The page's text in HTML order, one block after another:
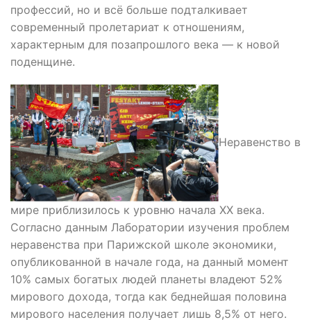
профессий, но и всё больше подталкивает
современный пролетариат к отношениям,
характерным для позапрошлого века — к новой
поденщине.
Неравенство в
мире приблизилось к уровню начала ХХ века.
Согласно данным Лаборатории изучения проблем
неравенства при Парижской школе экономики,
опубликованной в начале года, на данный момент
10% самых богатых людей планеты владеют 52%
мирового дохода, тогда как беднейшая половина
мирового населения получает лишь 8,5% от него.